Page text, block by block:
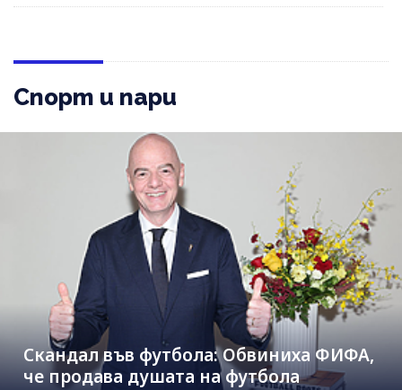
Спорт и пари
Скандал във футбола: Обвиниха ФИФА,
че продава душата на футбола